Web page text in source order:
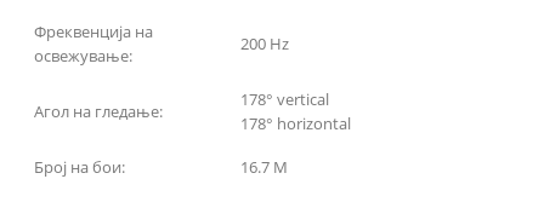
Фреквенција на
освежување:
200 Hz
Агол на гледање:
178° vertical
178° horizontal
Број на бои:
16.7 M